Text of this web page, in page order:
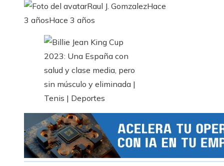
Raul J. GomzalezHace
3 añosHace 3 años